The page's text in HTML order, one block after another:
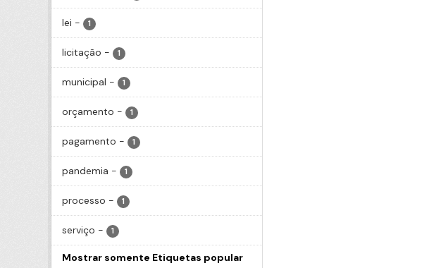
lei - 1
licitação - 1
municipal - 1
orçamento - 1
pagamento - 1
pandemia - 1
processo - 1
serviço - 1
Mostrar somente Etiquetas popular